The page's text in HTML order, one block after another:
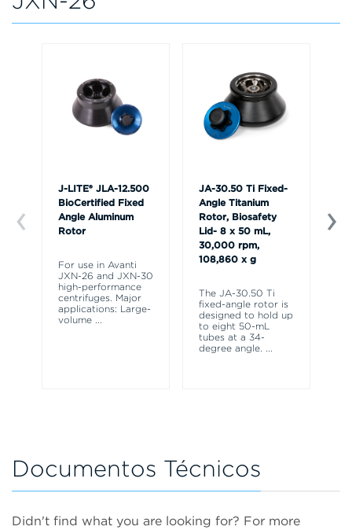
J-LITE® JLA-12.500
BioCertified Fixed
Angle Aluminum
Rotor
For use in Avanti
JXN-26 and JXN-30
high-performance
centrifuges. Major
applications: Large-
volume ...
JA-30.50 Ti Fixed-
Angle Titanium
Rotor, Biosafety
Lid- 8 x 50 mL,
30,000 rpm,
108,860 x g
The JA-30.50 Ti
fixed-angle rotor is
designed to hold up
to eight 50-mL
tubes at a 34-
degree angle. ...
Documentos Técnicos
Didn't find what you are looking for? For more